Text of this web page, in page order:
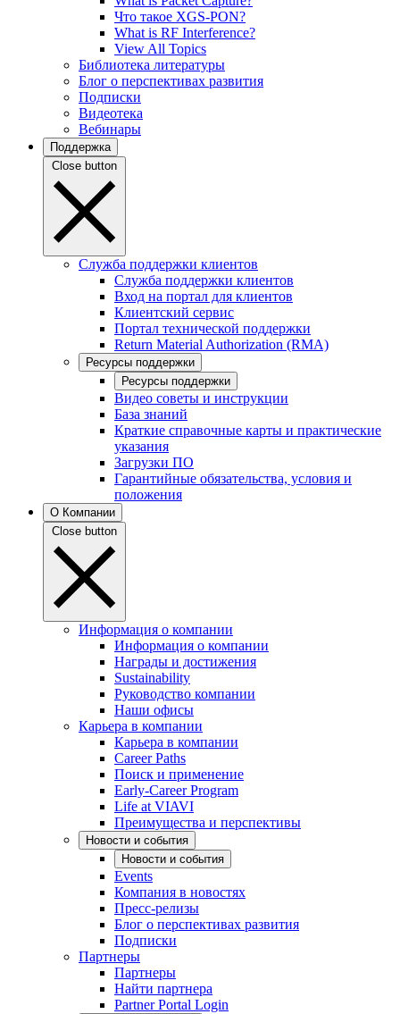
Что такое XGS-PON?
What is RF Interference?
View All Topics
Библиотека литературы
Блог о перспективах развития
Подписки
Видеотека
Вебинары
Поддержка
Close button
Служба поддержки клиентов
Служба поддержки клиентов
Вход на портал для клиентов
Клиентский сервис
Портал технической поддержки
Return Material Authorization (RMA)
Ресурсы поддержки
Ресурсы поддержки
Видео советы и инструкции
База знаний
Краткие справочные карты и практические
указания
Загрузки ПО
Гарантийные обязательства, условия и
положения
О Компании
Close button
Информация о компании
Информация о компании
Награды и достижения
Sustainability
Руководство компании
Наши офисы
Карьера в компании
Карьера в компании
Career Paths
Поиск и применение
Early-Career Program
Life at VIAVI
Преимущества и перспективы
Новости и события
Новости и события
Events
Компания в новостях
Пресс-релизы
Блог о перспективах развития
Подписки
Партнеры
Партнеры
Найти партнера
Partner Portal Login